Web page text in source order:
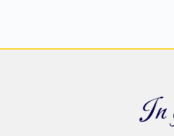
In